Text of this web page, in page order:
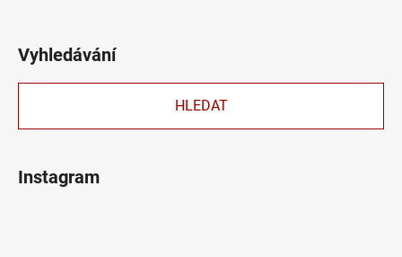
Vyhledávání
HLEDAT
Instagram